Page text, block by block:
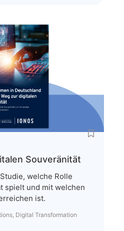
Souveränität
welche Rolle
spielt und mit welchen
ist.
Digital Transformation